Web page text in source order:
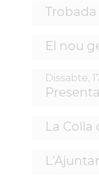
El nou
Dissabte,
La Colla